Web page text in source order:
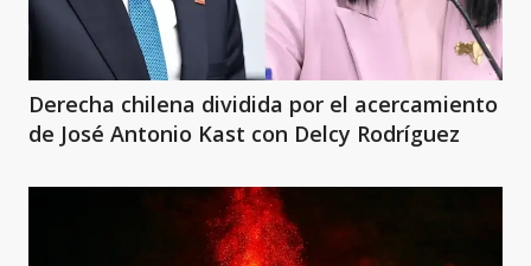
Derecha chilena dividida por el acercamiento
de José Antonio Kast con Delcy Rodríguez